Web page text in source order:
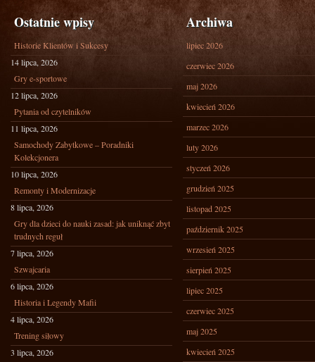
Ostatnie wpisy
Historie Klientów i Sukcesy
14 lipca, 2026
Gry e-sportowe
12 lipca, 2026
Pytania od czytelników
11 lipca, 2026
Samochody Zabytkowe – Poradniki
Kolekcjonera
10 lipca, 2026
Remonty i Modernizacje
8 lipca, 2026
Gry dla dzieci do nauki zasad: jak uniknąć zbyt
trudnych reguł
7 lipca, 2026
Szwajcaria
6 lipca, 2026
Historia i Legendy Mafii
4 lipca, 2026
Trening siłowy
3 lipca, 2026
Archiwa
lipiec 2026
czerwiec 2026
maj 2026
kwiecień 2026
marzec 2026
luty 2026
styczeń 2026
grudzień 2025
listopad 2025
październik 2025
wrzesień 2025
sierpień 2025
lipiec 2025
czerwiec 2025
maj 2025
kwiecień 2025